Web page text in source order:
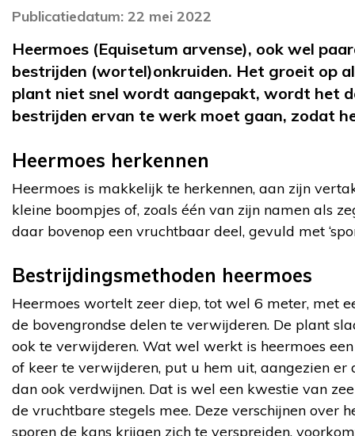
Publicatiedatum: 22 mei 2022
Heermoes (Equisetum arvense), ook wel
bestrijden (wortel)onkruiden. Het groeit op
plant niet snel wordt aangepakt, wordt het
bestrijden ervan te werk moet gaan, zodat
Heermoes herkennen
Heermoes is makkelijk te herkennen, aan zijn
kleine boompjes of, zoals één van zijn namen als
daar bovenop een vruchtbaar deel, gevuld met
Bestrijdingsmethoden heermoes
Heermoes wortelt zeer diep, tot wel 6 meter, met
de bovengrondse delen te verwijderen. De plant
ook te verwijderen. Wat wel werkt is heermoes
of keer te verwijderen, put u hem uit, aangezien
dan ook verdwijnen. Dat is wel een kwestie van
de vruchtbare stegels mee. Deze verschijnen
sporen de kans krijgen zich te verspreiden,